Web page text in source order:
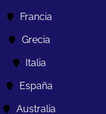
Francia
Grecia
Italia
España
Australia